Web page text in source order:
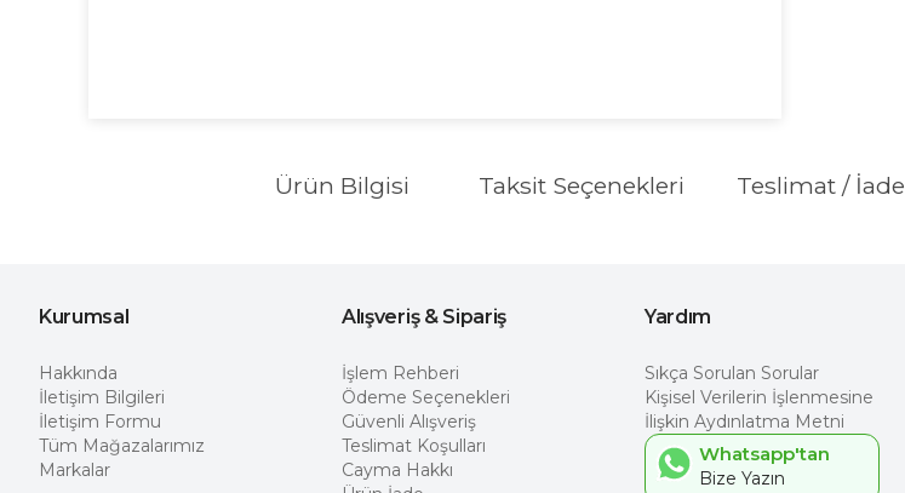
Ürün Bilgisi Taksit Seçenekleri Teslimat / İade
Kurumsal
Hakkında
İletişim Bilgileri
İletişim Formu
Tüm Mağazalarımız
Markalar
Alışveriş & Sipariş
İşlem Rehberi
Ödeme Seçenekleri
Güvenli Alışveriş
Teslimat Koşulları
Cayma Hakkı
Yardım
Sıkça Sorulan Sorular
Kişisel Verilerin İşlenmesine
İlişkin Aydınlatma Metni
Whatsapp'tan